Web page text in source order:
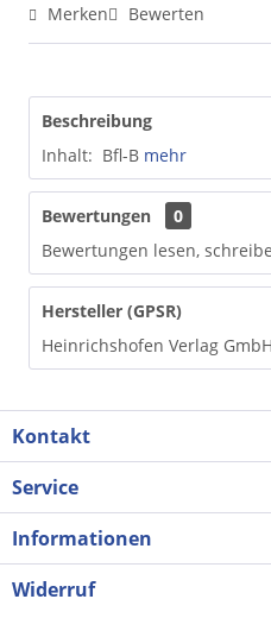
Merken Bewerten
Beschreibung
Inhalt: Bfl-B mehr
Bewertungen
0
Bewertungen lesen,
Hersteller (GPSR)
Heinrichshofen Verlag
Kontakt
Service
Informationen
Widerruf